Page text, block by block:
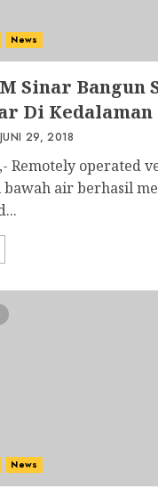
News
Sinar Bangun
Di Kedalaman
JUNI 29, 2018
Remotely operated
air berhasil
News